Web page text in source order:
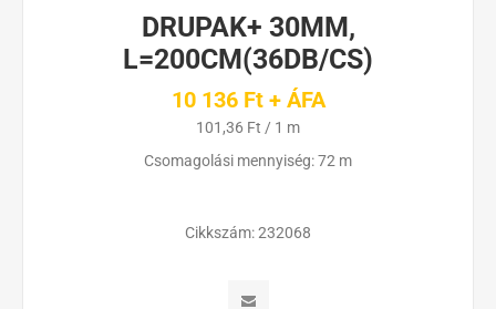
DRUPAK+ 30MM,
L=200CM(36DB/CS)
10 136 Ft + ÁFA
101,36 Ft / 1 m
Csomagolási mennyiség: 72 m
Cikkszám:232068